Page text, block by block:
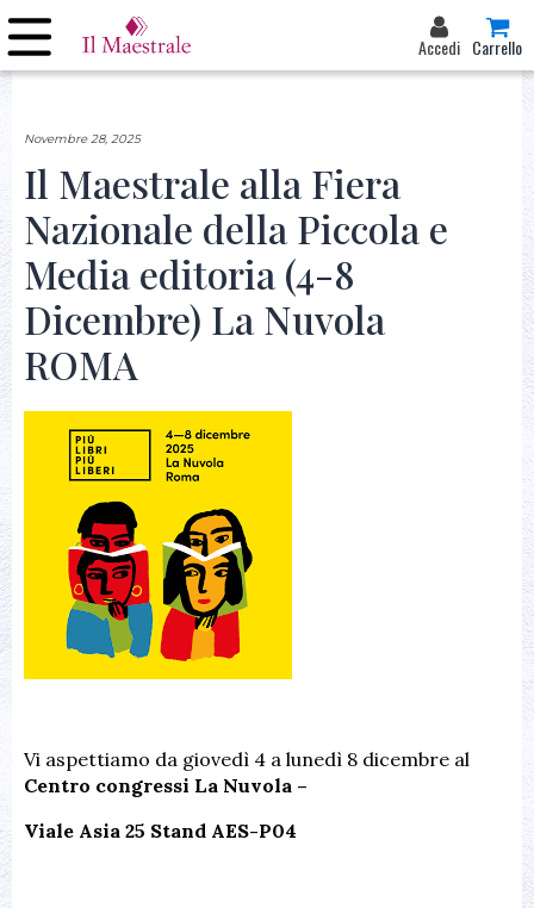
Accedi Carrello
Novembre 28, 2025
Il Maestrale alla Fiera
Nazionale della Piccola e
Media editoria (4-8
Dicembre) La Nuvola
ROMA
Vi aspettiamo da giovedì 4 a lunedì 8 dicembre al
Centro congressi La Nuvola –
Viale Asia 25 Stand AES-P04